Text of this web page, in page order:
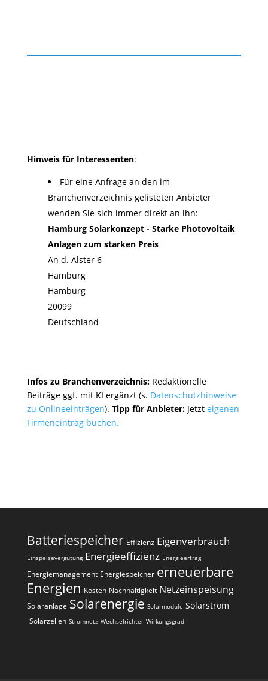
Hinweis für Interessenten:
Für eine Anfrage an den im
Branchenverzeichnis gelisteten Anbieter
wenden Sie sich immer direkt an ihn:
Hamburg Solarkonzept - Starke Photovoltaik
Anlagen zum starken Preis
An d. Alster 6
Hamburg
Hamburg
20099
Deutschland
Infos zu Branchenverzeichnis: Redaktionelle
Beiträge ggf. mit KI ergänzt (s. Datenschutzhinweise
zu Onlineeinträgen). Tipp für Anbieter:Jetzt eigenen
Firmeneintrag buchen.
Batteriespeicher Effizienz Eigenverbrauch
Einspeisevergütung Energieeffizienz Energieertrag
Energiemanagement Energiespeicher erneuerbare
Energien Kosten Nachhaltigkeit Netzeinspeisung
Solaranlage Solarenergie Solarmodule Solarstrom
Solarzellen Stromnetz Wechselrichter Wirkungsgrad